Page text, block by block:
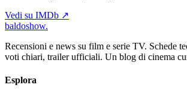
Vedi su IMDb ↗
baldoshow.
Recensioni e news su film e serie TV. Schede
voti chiari, trailer ufficiali. Un blog di cinema
Esplora